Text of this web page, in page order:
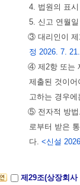
4. 법원의 표시
5. 신고 연월일
③ 대리인이 제
정 2026. 7.
④ 제2항 또는
제출된 것이
고하는 경우
⑤ 전자적 방법
로부터 받은
다. <신설
제29조(상장회